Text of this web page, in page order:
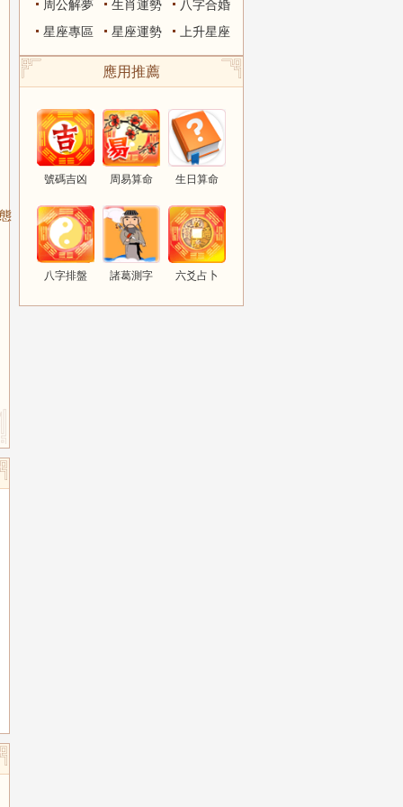
周公解夢 生肖運勢
八字合婚
星座專區
星座運勢 上升星座
應用推薦
號碼吉凶 周易算命 生日算命
八字排盤 諸葛測字 六爻占卜